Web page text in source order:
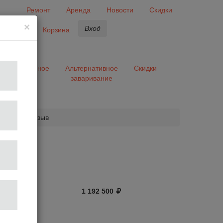
Ремонт Аренда Новости
Скидки
Корзина Вход
Разное
Альтернативное
заваривание
Скидки
Добавить отзыв
1 192 500
×